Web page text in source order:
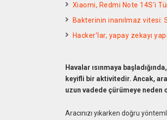
Xiaomi, Redmi Note 14S’i
Bakterinin inanılmaz vitesi:
Hacker’lar, yapay zekayı
Havalar ısınmaya
keyifli bir aktivitedir. Ancak,
uzun vadede çürümeye neden
Aracınızı yıkarken doğru